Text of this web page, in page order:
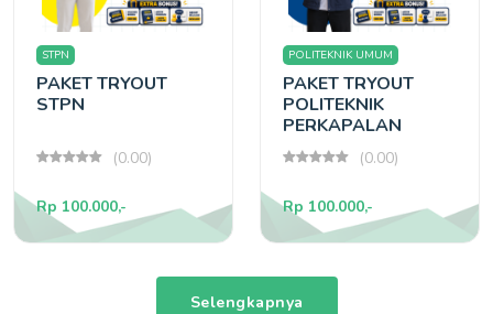
STPN
PAKET TRYOUT
STPN
(0.00)
Rp 100.000,-
POLITEKNIK UMUM
PAKET TRYOUT
POLITEKNIK
PERKAPALAN
SURABAYA(0.00)
Rp 100.000,-
Selengkapnya